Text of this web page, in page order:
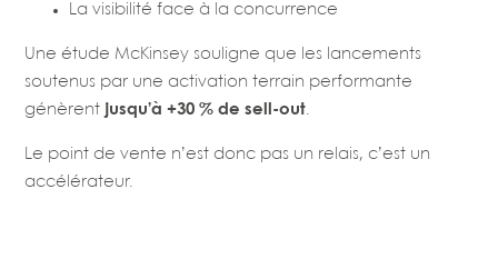
La visibilité face à la concurrence
Une étude McKinsey souligne que les lancements
soutenus par une activation terrain performante
génèrent jusqu’à +30 % de sell-out.
Le point de vente n’est donc pas un relais, c’est un
accélérateur.